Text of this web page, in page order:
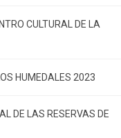
CULTURAL DE LA
HUMEDALES 2023
DE LAS RESERVAS DE